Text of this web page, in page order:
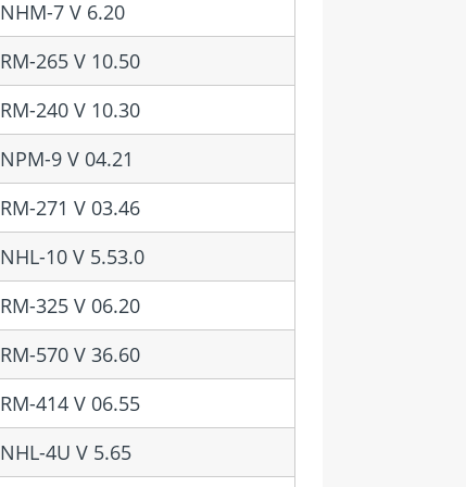
NHM-7 V 6.20
RM-265 V 10.50
RM-240 V 10.30
NPM-9 V 04.21
RM-271 V 03.46
NHL-10 V 5.53.0
RM-325 V 06.20
RM-570 V 36.60
RM-414 V 06.55
NHL-4U V 5.65